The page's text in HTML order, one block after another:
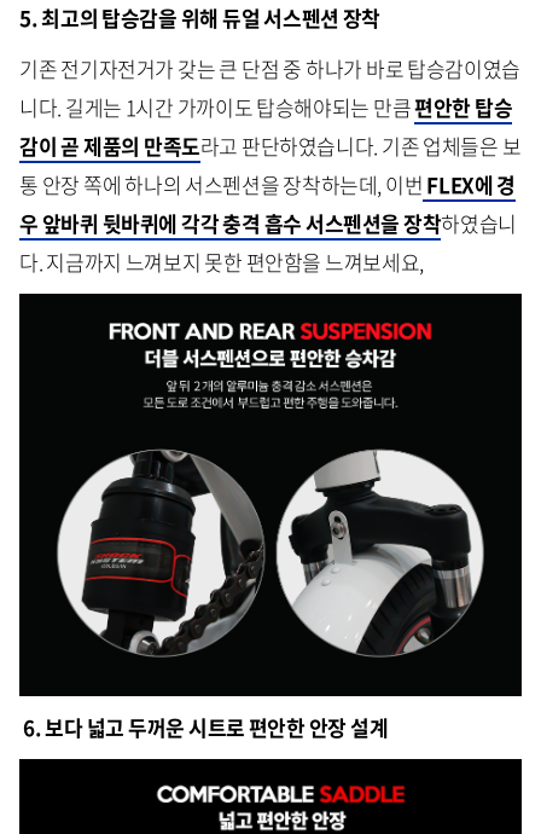
5. 최고의 탑승감을 위해 듀얼 서스펜션 장착
기존 전기자전거가 갖는 큰 단점 중 하나가 바로 탑승감이였습
니다. 길게는 1시간 가까이도 탑승해야되는 만큼편안한 탑승
감이 곧 제품의 만족도라고 판단하였습니다. 기존 업체들은 보
통 안장 쪽에 하나의 서스펜션을 장착하는데, 이번 FLEX에 경
우 앞바퀴 뒷바퀴에 각각 충격 흡수 서스펜션을 장착하였습니
다. 지금까지 느껴보지 못한 편안함을 느껴보세요,
6. 보다 넓고 두꺼운 시트로 편안한 안장 설계